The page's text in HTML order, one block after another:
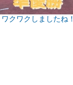
ワクワクしましたね！